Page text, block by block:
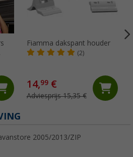
Fiamma dakspant houder
(2)
14,99€
Adviesprijs 15,35 €
2005/2013/ZIP